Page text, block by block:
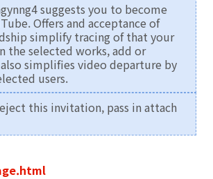
suggests you to become
Offers and acceptance of
simplify tracing of that your
the selected works, add or
simplifies video departure by
users.
this invitation, pass in attach